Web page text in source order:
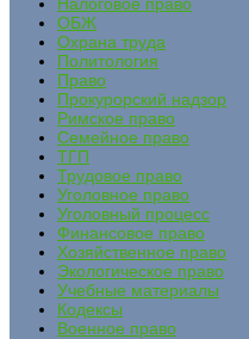
ОБЖ
Охрана труда
Политология
Право
Прокурорский надзор
Римское право
Семейное право
ТГП
Трудовое право
Уголовное право
Уголовный процесс
Финансовое право
Хозяйственное право
Экологическое право
Учебные материалы
Кодексы
Военное право